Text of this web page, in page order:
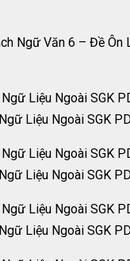
Ngữ Văn 6 – Đề Ôn
Liệu Ngoài SGK
Liệu Ngoài SGK
Liệu Ngoài SGK